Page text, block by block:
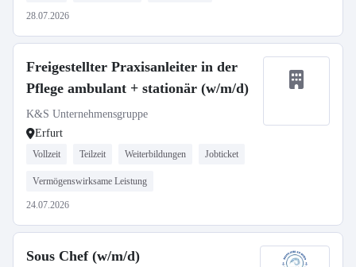
28.07.2026
Freigestellter Praxisanleiter in der
Pflege ambulant + stationär (w/m/d)
K&S Unternehmensgruppe
Erfurt
Vollzeit Teilzeit Weiterbildungen Jobticket
Vermögenswirksame Leistung
24.07.2026
Sous Chef (w/m/d)